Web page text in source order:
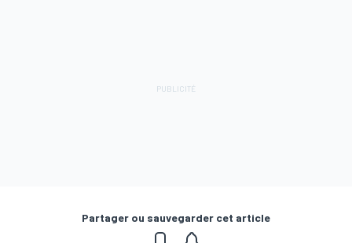
Partager ou sauvegarder cet article